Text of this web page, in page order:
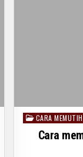
Posted
CARA
Cara